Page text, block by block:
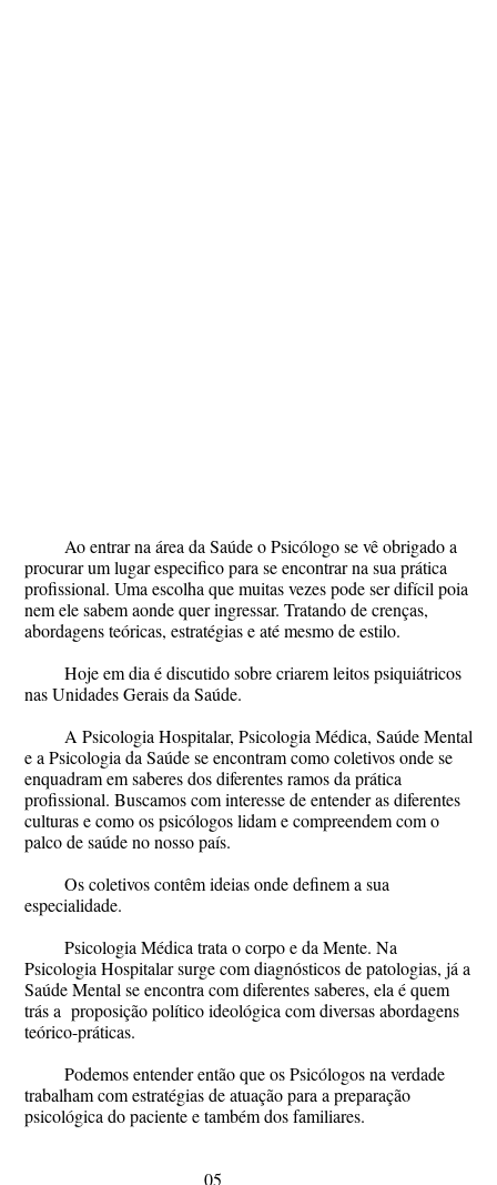
Ao entrar na área da Saúde o Psicólogo se vê obrigado a
procurar um lugar especifico para se encontrar na sua prática
profissional. Uma escolha que muitas vezes pode ser difícil poia
nem ele sabem aonde quer ingressar. Tratando de crenças,
abordagens teóricas, estratégias e até mesmo de estilo.
Hoje em dia é discutido sobre criarem leitos psiquiátricos
nas Unidades Gerais da Saúde.
A Psicologia Hospitalar, Psicologia Médica, Saúde Mental
e a Psicologia da Saúde se encontram como coletivos onde se
enquadram em saberes dos diferentes ramos da prática
profissional. Buscamos com interesse de entender as diferentes
culturas e como os psicólogos lidam e compreendem com o
palco de saúde no nosso país.
Os coletivos contêm ideias onde definem a sua
especialidade.
Psicologia Médica trata o corpo e da Mente. Na
Psicologia Hospitalar surge com diagnósticos de patologias, já a
Saúde Mental se encontra com diferentes saberes, ela é quem
trás a proposição político ideológica com diversas abordagens
teórico-práticas.
Podemos entender então que os Psicólogos na verdade
trabalham com estratégias de atuação para a preparação
psicológica do paciente e também dos familiares.
05